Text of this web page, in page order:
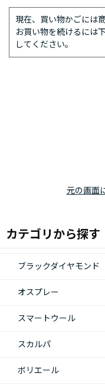
現在、買い物かごには
お買い物を続けるには
してください。
元の画面
カテゴリから探す
ブラックダイヤモンド
オスプレー
スマートウール
スカルパ
ボリエール